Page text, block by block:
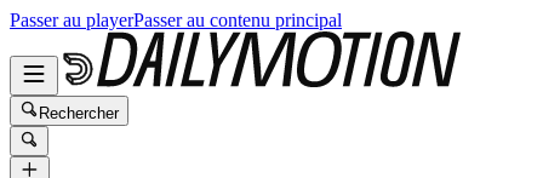
Passer au playerPasser au contenu principal
Rechercher